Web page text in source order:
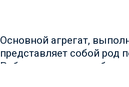
Основной агрегат,
представляет собой род
Работает эта помпа